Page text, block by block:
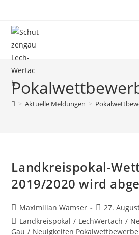
springen
> Aktuelle Meldungen >
Landkreispokal-
2019/2020 wird
Beitrags-
Autor:
Maximilian Wamser
Beitrag
27.
Beitrags-
Kategorie:
Landkreispokal / LechWertach /
Gau / Neuigkeiten Pokalwettbewerbe